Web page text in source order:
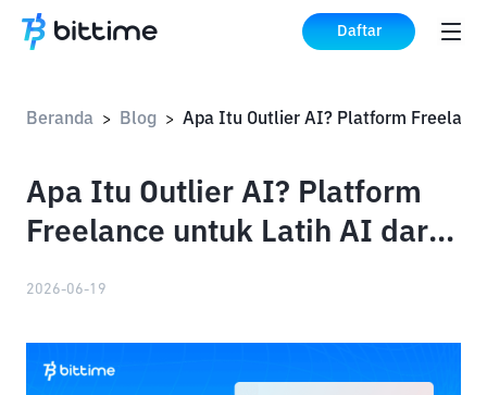
Daftar
Beranda > Blog >
Apa Itu Outlier AI? Platform
Freelance untuk Latih AI dari
2026-06-19